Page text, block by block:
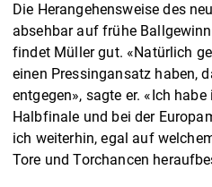
Die Herangehensweise des
absehbar auf frühe
findet Müller gut. «Natürlich
einen Pressingansatz haben,
entgegen», sagte er. «Ich
Halbfinale und bei der
ich weiterhin, egal auf
Tore und Torchancen